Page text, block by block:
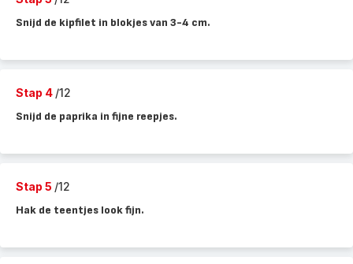
Snijd de kipfilet in blokjes van 3-4 cm.
Stap 4 /12
Snijd de paprika in fijne reepjes.
Stap 5 /12
Hak de teentjes look fijn.